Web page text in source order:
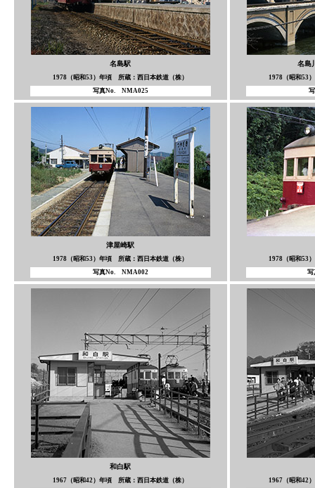
名島駅
1978（昭和53）年頃 所蔵：西日本鉄道（株）
写真No. NMA025
名島
1978（昭和53
津屋崎駅
1978（昭和53）年頃 所蔵：西日本鉄道（株）
写真No. NMA002
1978（昭和53
和白駅
1967（昭和42）年頃 所蔵：西日本鉄道（株）
1967（昭和42